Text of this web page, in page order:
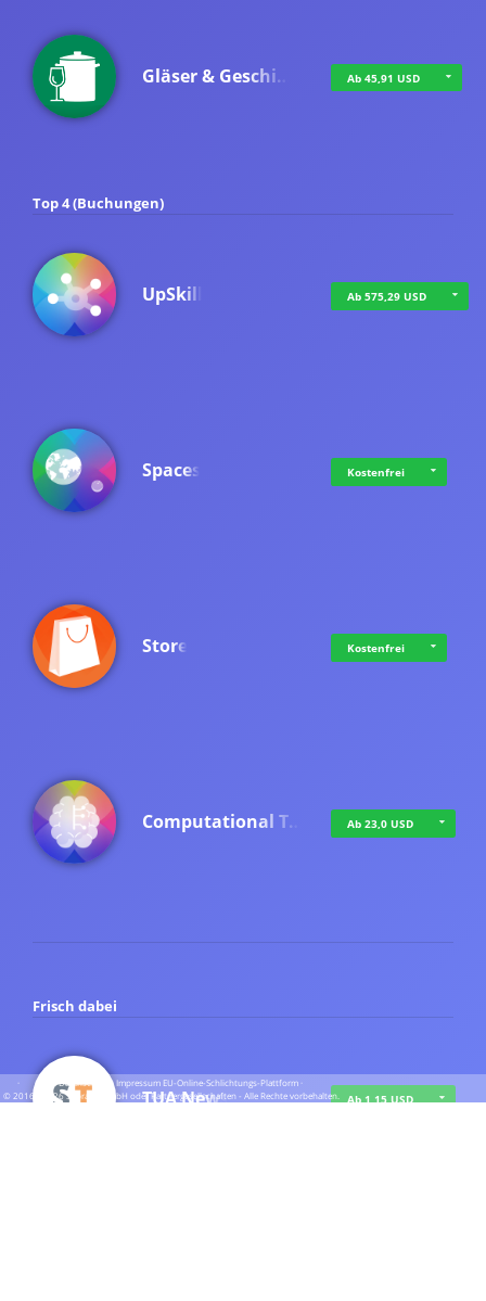
Gläser & Geschi… Ab 45,91 USD
Top 4 (Buchungen)
UpSkill Ab 575,29 USD
Spaces Kostenfrei
Store Kostenfrei
Computational T… Ab 23,0 USD
Frisch dabei
TUA News Ab 1,15 USD
· · ·Datenschutz · Impressum EU-Online-Schlichtungs-Plattform ·
© 2016 - 2026 SupraTix GmbH oder Partnergesellschaften - Alle Rechte vorbehalten.